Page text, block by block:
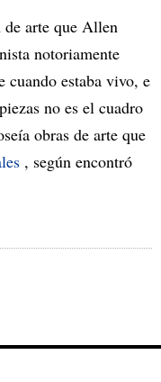
arte que Allen
notoriamente
estaba vivo, e
no es el cuadro
obras de arte que
, según encontró